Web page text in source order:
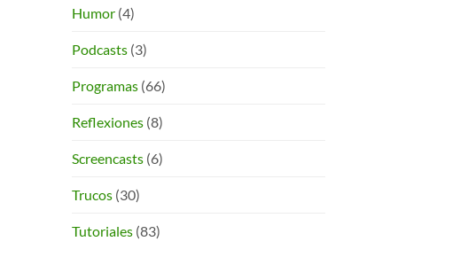
Humor (4)
Podcasts (3)
Programas (66)
Reflexiones (8)
Screencasts (6)
Trucos (30)
Tutoriales (83)